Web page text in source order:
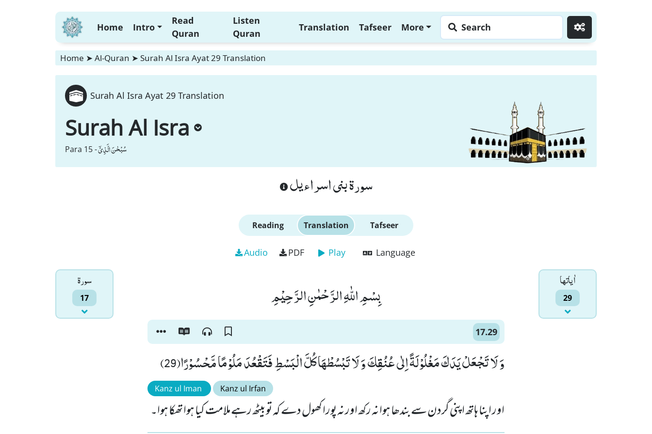
Home Intro
Read
Quran
Listen
Quran
Translation Tafseer More Search
Home ➤ Al-Quran ➤ Surah Al Isra Ayat 29 Translation
Surah Al Isra Ayat 29 Translation
Surah Al Isra
Para 15 -سُبْحٰنَ الَّذِیْۤ
سورة بنى اسراءيل
Reading Translation Tafseer
Audio PDF Play Language
سورۃ
17
اٰياتها
29 بِسْمِ اللّٰهِ الرَّحْمٰنِ الرَّحِیْمِ
17.29
وَ لَا تَجْعَلْ یَدَكَ مَغْلُوْلَةً اِلٰى عُنُقِكَ وَ لَا تَبْسُطْهَا كُلَّ الْبَسْطِ فَتَقْعُدَ مَلُوْمًا مَّحْسُوْرًا(29)
Kanz ul Iman Kanz ul Irfan
اور اپنا ہاتھ اپنی گردن سے بندھا ہوا نہ رکھ اور نہ پورا کھول دے کہ تو بیٹھ رہے ملامت کیا ہوا تھکا ہوا۔